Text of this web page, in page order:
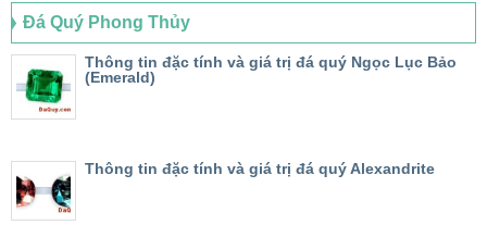
Đá Quý Phong Thủy
Thông tin đặc tính và giá trị đá quý Ngọc Lục Bảo
(Emerald)
Thông tin đặc tính và giá trị đá quý Alexandrite